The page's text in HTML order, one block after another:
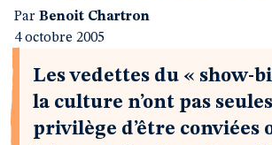
Par Benoit Chartron
4 octobre 2005
Les vedettes du « show-
la culture n’ont pas
privilège d’être conviées